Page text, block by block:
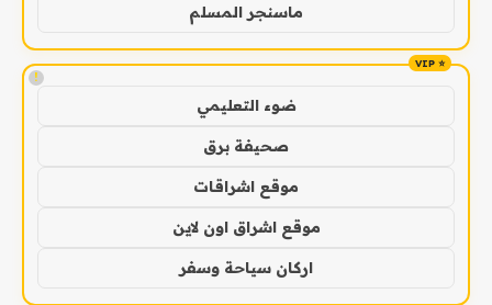
ماسنجر المسلم
!
ضوء التعليمي
صحيفة برق
موقع اشراقات
موقع اشراق اون لاين
اركان سياحة وسفر